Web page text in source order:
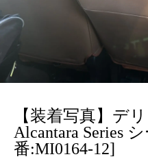
【装着写真】デ
Alcantara Series
番:MI0164-12]